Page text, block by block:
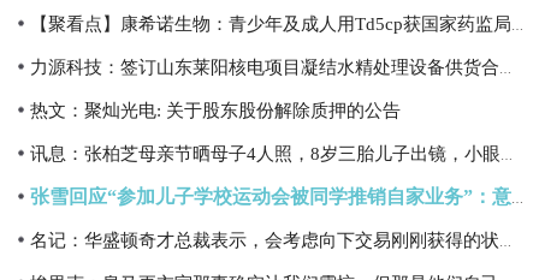
热文：聚灿光电: 关于股东股份解除质押的公告